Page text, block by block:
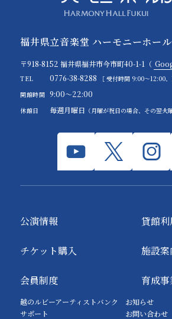
福井県立音楽堂 ハーモニーホー
〒918-8152 福井県福井市今市町40-1-1（
TEL 0776-38-8288
［ 受付時間 9:00～12:00
開館時間 9:00～22:00
休館日 毎週月曜日 （月曜が祝日の場合、その翌
公演情報
チケット購入
会員制度
貸館利
施設案
育成事
越のルビーアーティストバンク
サポート
お知らせ
お問い合わせ